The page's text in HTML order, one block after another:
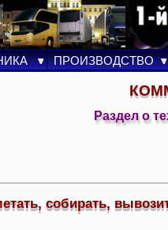
Раздел о
собирать,
ПРОИЗВОДСТВО